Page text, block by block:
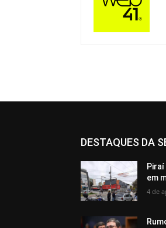
DESTAQUES DA
em
4 de